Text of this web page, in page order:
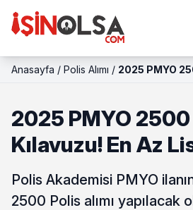
Anasayfa / Polis Alımı / 2025 PMYO
2025 PMYO 2500
Kılavuzu! En Az
Polis Akademisi PMYO
2500 Polis alımı yapılacak